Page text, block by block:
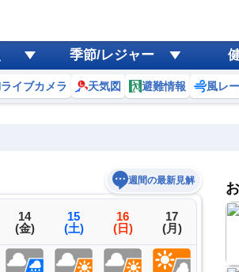
季節/レジャー
ライブカメラ 天気図 避難情報 風レ
週間の最新見解
14
(金)
15
(土)
16
(日)
17
(月)
18